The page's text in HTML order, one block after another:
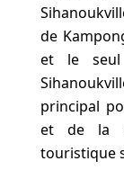
de
et le seul
principal
et de la
touristique